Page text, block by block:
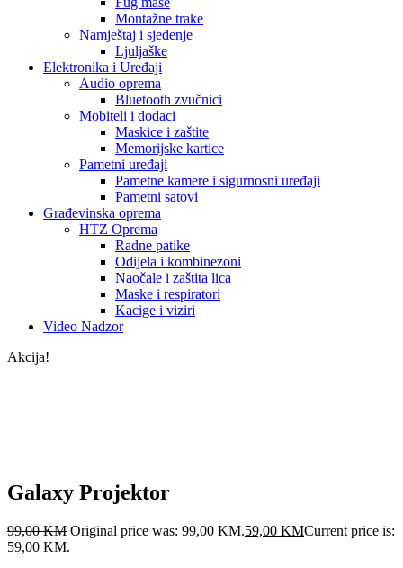
Montažne trake
Namještaj i sjedenje
Ljuljaške
Elektronika i Uređaji
Audio oprema
Bluetooth zvučnici
Mobiteli i dodaci
Maskice i zaštite
Memorijske kartice
Pametni uređaji
Pametne kamere i sigurnosni uređaji
Pametni satovi
Građevinska oprema
HTZ Oprema
Radne patike
Odijela i kombinezoni
Naočale i zaštita lica
Maske i respiratori
Kacige i viziri
Video Nadzor
Akcija!
Galaxy Projektor
99,00KM Original price was: 99,00 KM.59,00 KMCurrent price is:
59,00 KM.